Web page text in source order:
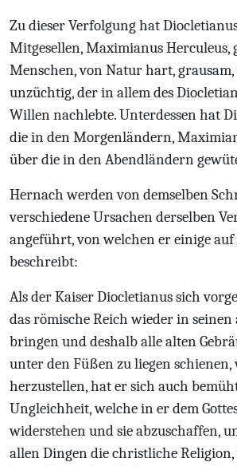
Zu dieser Verfolgung hat
Mitgesellen, Maximianus Herculeus,
Menschen, von Natur hart,
unzüchtig, der in allem des
Willen nachlebte. Unterdessen hat
die in den Morgenländern,
über die in den Abendländern
Hernach werden von demselben
verschiedene Ursachen derselben
angeführt, von welchen er einige auf
beschreibt:
Als der Kaiser Diocletianus sich
das römische Reich wieder in
bringen und deshalb alle alten
unter den Füßen zu liegen schienen,
herzustellen, hat er sich auch
Ungleichheit, welche in er dem
widerstehen und sie abzuschaffen,
allen Dingen die christliche